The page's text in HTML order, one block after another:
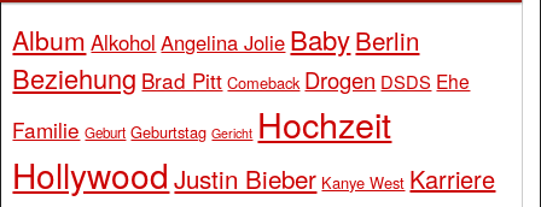
Album Alkohol Angelina Jolie BabyBerlin
Beziehung Brad Pitt Comeback Drogen DSDS Ehe
Familie Geburt Geburtstag Gericht Hochzeit
Hollywood Justin Bieber Kanye West Karriere